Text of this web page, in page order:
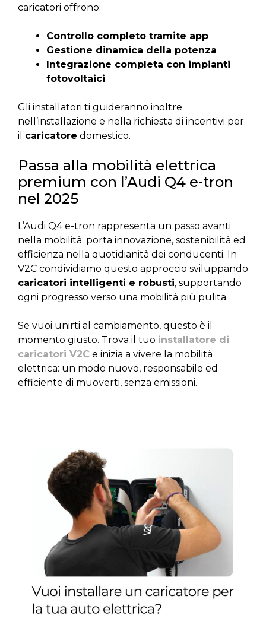
caricatori offrono:
Controllo completo tramite app
Gestione dinamica della potenza
Integrazione completa con impianti
fotovoltaici
Gli installatori ti guideranno inoltre
nell’installazione e nella richiesta di incentivi per
il caricatore domestico.
Passa alla mobilità elettrica
premium con l’Audi Q4 e-tron
nel 2025
L’Audi Q4 e-tron rappresenta un passo avanti
nella mobilità: porta innovazione, sostenibilità ed
efficienza nella quotidianità dei conducenti. In
V2C condividiamo questo approccio sviluppando
caricatori intelligenti e robusti, supportando
ogni progresso verso una mobilità più pulita.
Se vuoi unirti al cambiamento, questo è il
momento giusto. Trova il tuo installatore di
caricatori V2C e inizia a vivere la mobilità
elettrica: un modo nuovo, responsabile ed
efficiente di muoverti, senza emissioni.